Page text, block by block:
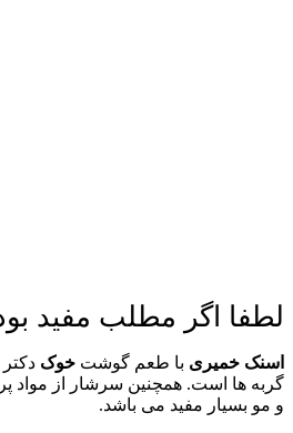
لطفا اگر مطلب مفید بود
اسنک خمیری با طعم گوشت خوک دکتر
گربه ها است. همچنین سرشار از مواد
و مو بسیار مفید می باشد.